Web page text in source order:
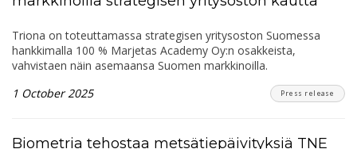
Triona on toteuttamassa strategisen yritysoston Suomessa
hankkimalla 100 % Marjetas Academy Oy:n osakkeista,
vahvistaen näin asemaansa Suomen markkinoilla.
1 October 2025
Press release
Biometria tehostaa metsätiepäivityksiä TNE